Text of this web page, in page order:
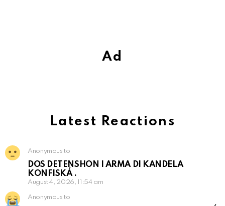
Ad
Latest Reactions
Anonymous to
DOS DETENSHON I ARMA DI KANDELA
KONFISKÁ .
August 4, 2026, 11:54 am
Anonymous to